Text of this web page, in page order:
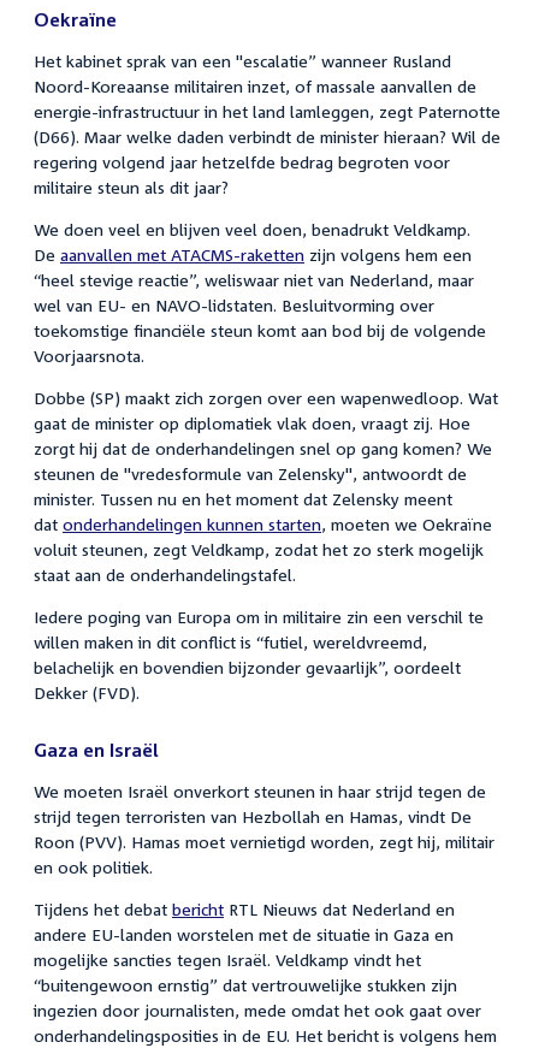
Oekraïne
Het kabinet sprak van een "escalatie” wanneer Rusland
Noord-Koreaanse militairen inzet, of massale aanvallen de
energie-infrastructuur in het land lamleggen, zegt Paternotte
(D66). Maar welke daden verbindt de minister hieraan? Wil de
regering volgend jaar hetzelfde bedrag begroten voor
militaire steun als dit jaar?
We doen veel en blijven veel doen, benadrukt Veldkamp.
De aanvallen met ATACMS-raketten zijn volgens hem een
“heel stevige reactie”, weliswaar niet van Nederland, maar
wel van EU- en NAVO-lidstaten. Besluitvorming over
toekomstige financiële steun komt aan bod bij de volgende
Voorjaarsnota.
Dobbe (SP) maakt zich zorgen over een wapenwedloop. Wat
gaat de minister op diplomatiek vlak doen, vraagt zij. Hoe
zorgt hij dat de onderhandelingen snel op gang komen? We
steunen de "vredesformule van Zelensky", antwoordt de
minister. Tussen nu en het moment dat Zelensky meent
dat onderhandelingen kunnen starten, moeten we Oekraïne
voluit steunen, zegt Veldkamp, zodat het zo sterk mogelijk
staat aan de onderhandelingstafel.
Iedere poging van Europa om in militaire zin een verschil te
willen maken in dit conflict is “futiel, wereldvreemd,
belachelijk en bovendien bijzonder gevaarlijk”, oordeelt
Dekker (FVD).
Gaza en Israël
We moeten Israël onverkort steunen in haar strijd tegen de
strijd tegen terroristen van Hezbollah en Hamas, vindt De
Roon (PVV). Hamas moet vernietigd worden, zegt hij, militair
en ook politiek.
Tijdens het debat bericht RTL Nieuws dat Nederland en
andere EU-landen worstelen met de situatie in Gaza en
mogelijke sancties tegen Israël. Veldkamp vindt het
“buitengewoon ernstig” dat vertrouwelijke stukken zijn
ingezien door journalisten, mede omdat het ook gaat over
onderhandelingsposities in de EU. Het bericht is volgens hem